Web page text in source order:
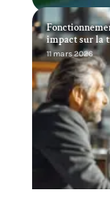
impact sur la
11 mars 2026